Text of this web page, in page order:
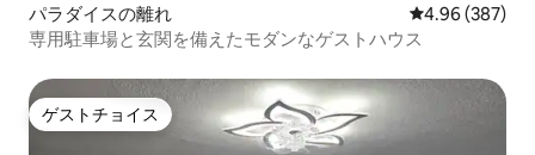
パラダイスの離れ レビュー387
4.96 (387)
専用駐車場と玄関を備えたモダンなゲストハウス
ゲストチョイス
ゲストチョイス